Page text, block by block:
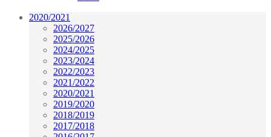
2020/2021
2026/2027
2025/2026
2024/2025
2023/2024
2022/2023
2021/2022
2020/2021
2019/2020
2018/2019
2017/2018